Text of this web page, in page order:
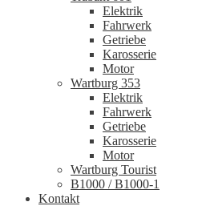
Elektrik
Fahrwerk
Getriebe
Karosserie
Motor
Wartburg 353
Elektrik
Fahrwerk
Getriebe
Karosserie
Motor
Wartburg Tourist
B1000 / B1000-1
Kontakt